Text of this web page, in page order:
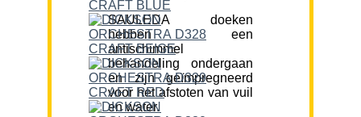
SAULEDA doeken
hebben een
antischimmel
behandeling ondergaan
en zijn geïmpregneerd
voor het afstoten van vuil
en water.